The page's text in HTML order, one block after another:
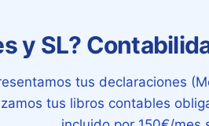
y SL?
tus declaraciones
tus libros contables